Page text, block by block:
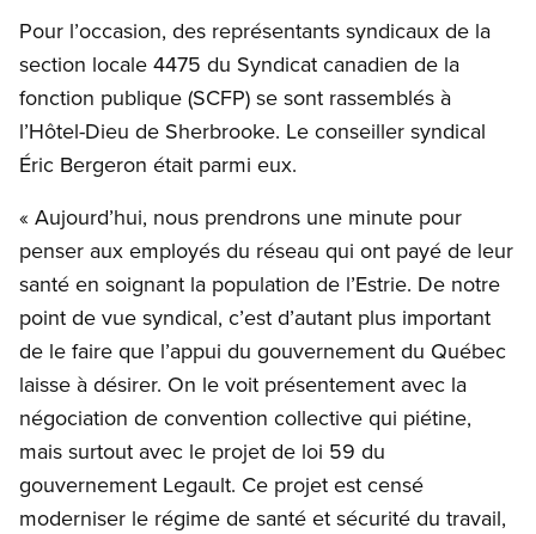
Pour l’occasion, des représentants syndicaux de la
section locale 4475 du Syndicat canadien de la
fonction publique (SCFP) se sont rassemblés à
l’Hôtel-Dieu de Sherbrooke. Le conseiller syndical
Éric Bergeron était parmi eux.
« Aujourd’hui, nous prendrons une minute pour
penser aux employés du réseau qui ont payé de leur
santé en soignant la population de l’Estrie. De notre
point de vue syndical, c’est d’autant plus important
de le faire que l’appui du gouvernement du Québec
laisse à désirer. On le voit présentement avec la
négociation de convention collective qui piétine,
mais surtout avec le projet de loi 59 du
gouvernement Legault. Ce projet est censé
moderniser le régime de santé et sécurité du travail,